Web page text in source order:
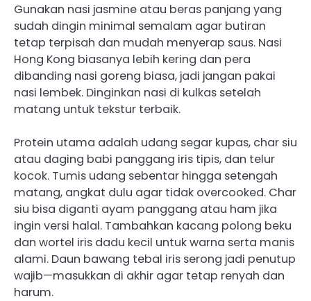
Gunakan nasi jasmine atau beras panjang yang
sudah dingin minimal semalam agar butiran
tetap terpisah dan mudah menyerap saus. Nasi
Hong Kong biasanya lebih kering dan pera
dibanding nasi goreng biasa, jadi jangan pakai
nasi lembek. Dinginkan nasi di kulkas setelah
matang untuk tekstur terbaik.
Protein utama adalah udang segar kupas, char siu
atau daging babi panggang iris tipis, dan telur
kocok. Tumis udang sebentar hingga setengah
matang, angkat dulu agar tidak overcooked. Char
siu bisa diganti ayam panggang atau ham jika
ingin versi halal. Tambahkan kacang polong beku
dan wortel iris dadu kecil untuk warna serta manis
alami. Daun bawang tebal iris serong jadi penutup
wajib—masukkan di akhir agar tetap renyah dan
harum.